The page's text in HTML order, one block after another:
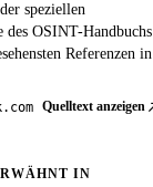
speziellen
des OSINT-Handbuchs
Referenzen in
Quelltext anzeigen
IN